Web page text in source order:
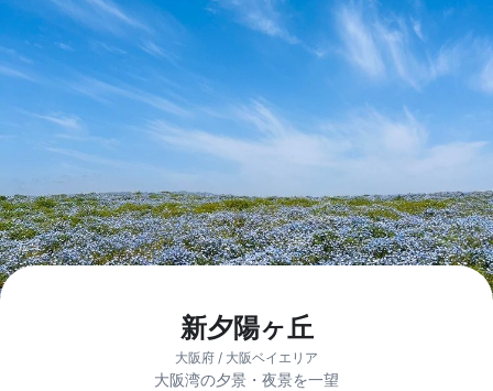
新夕陽ヶ丘
大阪府 / 大阪ベイエリア
大阪湾の夕景・夜景を一望